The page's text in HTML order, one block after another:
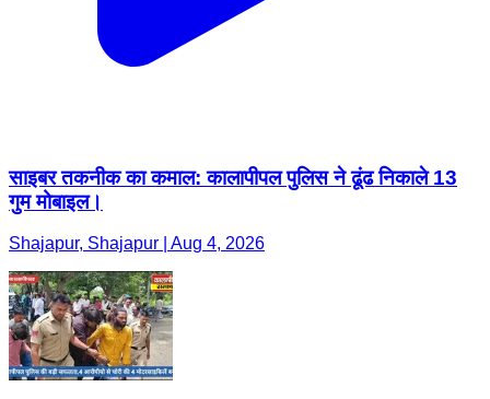
साइबर तकनीक का कमाल: कालापीपल पुलिस ने ढूंढ निकाले 13
गुम मोबाइल।
Shajapur, Shajapur | Aug 4, 2026